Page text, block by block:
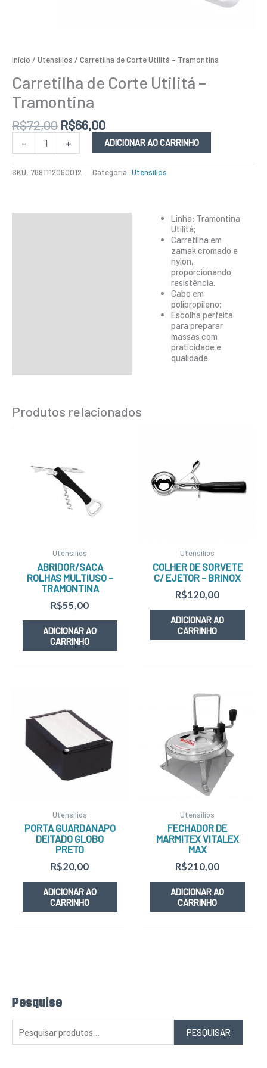
Pesquise
P
e
i
PESQUISAR
Início / Utensílios / Carretilha de Corte Utilitá – Tramontina
Carretilha de Corte Utilitá –
Tramontina
R$72,00 R$66,00
- + ADICIONAR AO CARRINHO
SKU: 7891112060012 Categoria: Utensílios
Linha: Tramontina
Utilitá;
Carretilha em
zamak cromado e
nylon,
proporcionando
resistência.
Cabo em
polipropileno;
Escolha perfeita
para preparar
massas com
praticidade e
qualidade.
Produtos relacionados
Utensílios
ABRIDOR/SACA
ROLHAS MULTIUSO –
TRAMONTINA
R$55,00
ADICIONAR AO
CARRINHO
Utensílios
COLHER DE SORVETE
C/ EJETOR – BRINOX
R$120,00
ADICIONAR AO
CARRINHO
Utensílios
PORTA GUARDANAPO
DEITADO GLOBO
PRETO
R$20,00
ADICIONAR AO
CARRINHO
Utensílios
FECHADOR DE
MARMITEX VITALEX
MAX
R$210,00
ADICIONAR AO
CARRINHO